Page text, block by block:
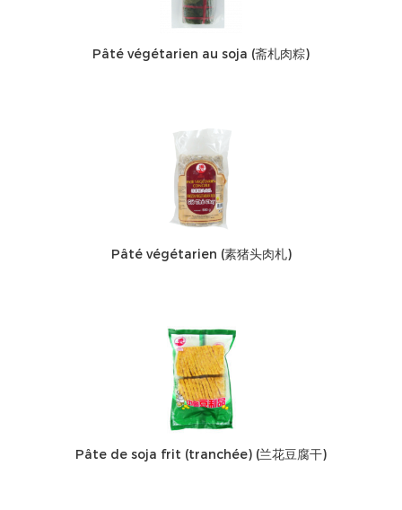
Pâté végétarien au soja (斋札肉粽)
Pâté végétarien (素猪头肉札)
Pâte de soja frit (tranchée) (兰花豆腐干)